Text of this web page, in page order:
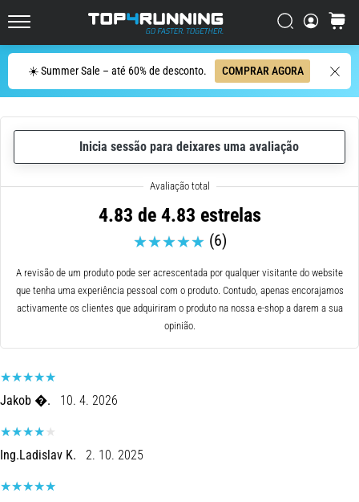
☀️ Summer Sale – até 60% de desconto. COMPRAR AGORA
Procurar
cesto
Procurar
resumido
em
frase:
dói,
mas
vale
pena!
Que
tipos
de…
8 minutos lendo
Corrida
vaivém
e
teste
beep:
Inicia sessão para deixares uma avaliação
4.83 de 4.83 estrelas
(6)
A revisão de um produto pode ser acrescentada por qualquer visitante do website
que tenha uma experiência pessoal com o produto. Contudo, apenas encorajamos
activamente os clientes que adquiriram o produto na nossa e-shop a darem a sua
opinião.
Jakob �. 10. 4. 2026
Ing.Ladislav K. 2. 10. 2025